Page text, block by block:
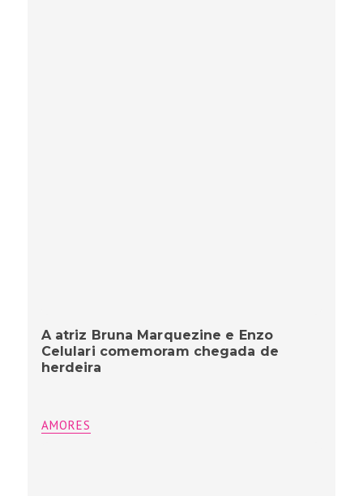
A atriz Bruna Marquezine e Enzo
Celulari comemoram chegada de
herdeira
AMORES